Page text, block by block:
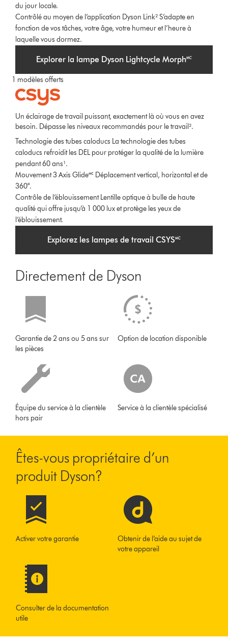
du jour locale.
Contrôlé au moyen de l’application Dyson Link² S’adapte en
fonction de vos tâches, votre âge, votre humeur et l’heure à
laquelle vous dormez.
Explorer la lampe Dyson Lightcycle Morph🅪
1 modèles offerts
Un éclairage de travail puissant, exactement là où vous en avez
besoin. Dépasse les niveaux recommandés pour le travail².
Technologie des tubes caloducs La technologie des tubes
caloducs refroidit les DEL pour protéger la qualité de la lumière
pendant 60 ans¹.
Mouvement 3 Axis Glide🅪 Déplacement vertical, horizontal et de
360°.
Contrôle de l’éblouissement Lentille optique à bulle de haute
qualité qui offre jusqu’à 1 000 lux et protège les yeux de
l’éblouissement.
Explorez les lampes de travail CSYS🅪
Directement de Dyson
Garantie de 2 ans ou 5 ans sur
les pièces
Option de location disponible
Équipe du service à la clientèle
hors pair
Service à la clientèle spécialisé
Êtes-vous propriétaire d’un
produit Dyson?
Activer votre garantie
Obtenir de l’aide au sujet de
votre appareil
Consulter de la documentation
utile